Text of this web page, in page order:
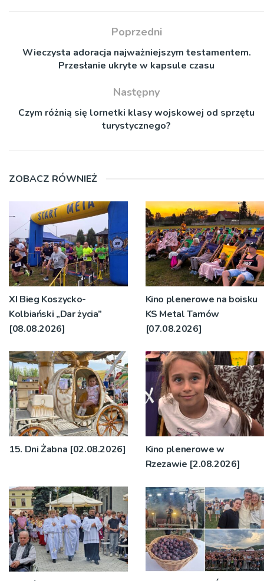
Poprzedni
Wieczysta adoracja najważniejszym testamentem.
Przesłanie ukryte w kapsule czasu
Następny
Czym różnią się lornetki klasy wojskowej od sprzętu
turystycznego?
ZOBACZ RÓWNIEŻ
XI Bieg Koszycko-
Kolbiański „Dar życia”
[08.08.2026]
Kino plenerowe na boisku
KS Metal Tarnów
[07.08.2026]
15. Dni Żabna [02.08.2026]
Kino plenerowe w
Rzezawie [2.08.2026]